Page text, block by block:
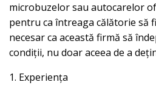
microbuzelor sau autocarelor
pentru ca întreaga călătorie să
necesar ca această firmă să
condiții, nu doar aceea de a
1. Experiența